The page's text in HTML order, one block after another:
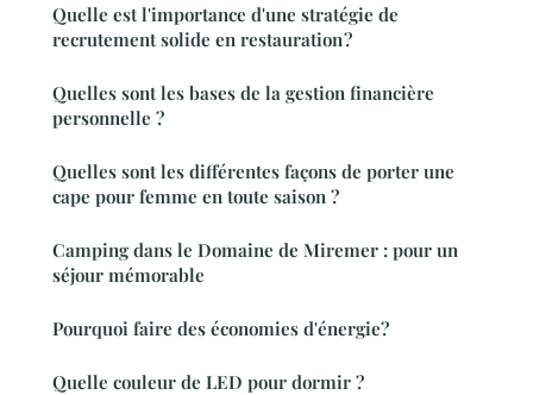
Quelle est l'importance d'une stratégie de
recrutement solide en restauration ?
Quelles sont les bases de la gestion financière
personnelle ?
Quelles sont les différentes façons de porter une
cape pour femme en toute saison ?
Camping dans le Domaine de Miremer : pour un
séjour mémorable
Pourquoi faire des économies d'énergie?
Quelle couleur de LED pour dormir ?